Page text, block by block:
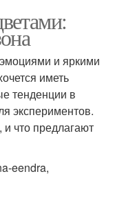
и яркими
иметь
тенденции в
экспериментов.
что предлагают
eendra,